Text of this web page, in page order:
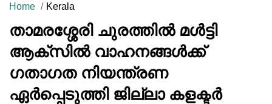
Home Kerala
താമരശ്ശേരി ചുരത്തിൽ മൾട്ടി
ആക്‌സിൽ വാഹനങ്ങൾക്ക്
ഗതാഗത നിയന്ത്രണ
ഏർപ്പെടുത്തി ജില്ലാ കളക്ടർ